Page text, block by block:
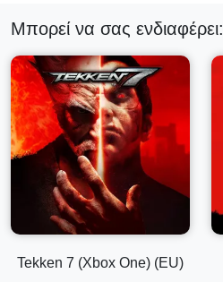
Μπορεί να σας ενδιαφέρει:
Tekken 7 (Xbox One) (EU)